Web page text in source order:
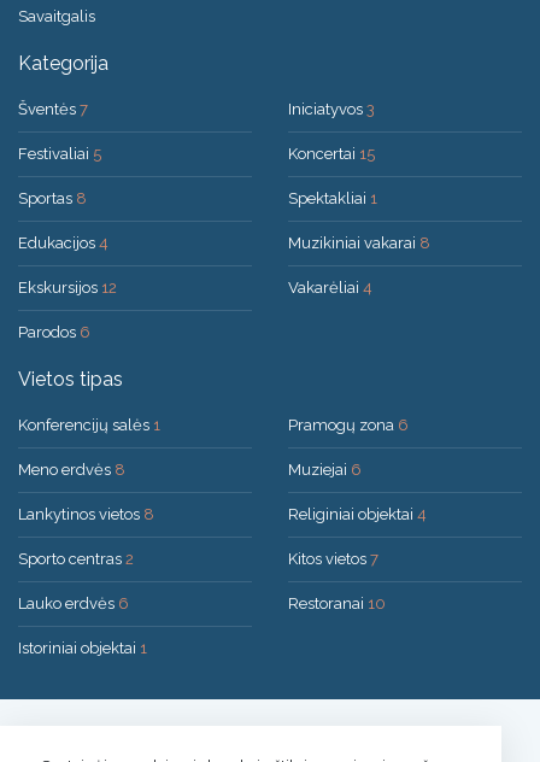
Savaitgalis
Kategorija
Šventės 7
Festivaliai 5
Sportas 8
Edukacijos 4
Ekskursijos 12
Parodos 6
Iniciatyvos 3
Koncertai 15
Spektakliai 1
Muzikiniai vakarai 8
Vakarėliai 4
Vietos tipas
Konferencijų salės 1
Meno erdvės 8
Lankytinos vietos 8
Sporto centras 2
Lauko erdvės 6
Istoriniai objektai 1
Pramogų zona 6
Muziejai 6
Religiniai objektai 4
Kitos vietos 7
Restoranai 10